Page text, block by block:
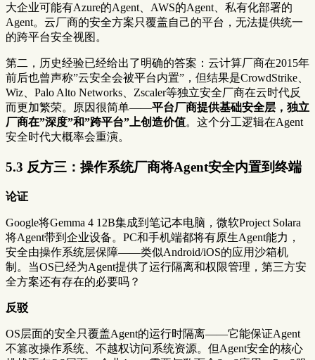
大企业可能有Azure的Agent、AWS的Agent、私有化部署的
Agent。云厂商的安全方案只覆盖自己的平台，无法提供统一
的跨平台安全视图。
第二，历史经验已经给出了明确的答案：云计算厂商在2015年
前后也曾声称”云安全会被平台内置”，但结果是CrowdStrike、
Wiz、Palo Alto Networks、Zscaler等独立安全厂商在云时代反
而更加繁荣。原因很简单——平台厂商提供基础安全层，独立
厂商在”深度”和”跨平台”上创造价值。这个分工逻辑在Agent
安全时代大概率会重演。
5.3 反方三：操作系统厂商将Agent安全内置到终端
论证
Google将Gemma 4 12B集成到笔记本电脑，微软Project Solara
将Agent带到企业设备。PC和手机端都将有原生Agent能力，
安全由操作系统层保障——类似Android/iOS的应用沙箱机
制。当OS已经为Agent提供了运行隔离和权限管理，第三方安
全方案还有存在的必要吗？
反驳
OS层面的安全只覆盖Agent的运行时隔离——它能保证Agent
不篡改操作系统、不越权访问系统资源。但Agent安全的核心